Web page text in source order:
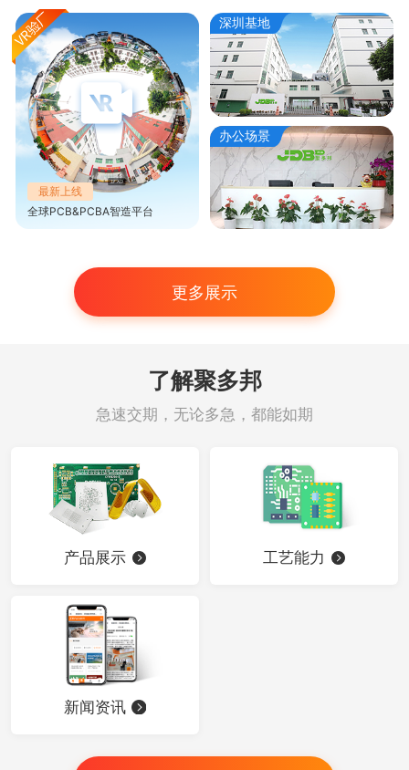
最新上线
全球PCB&PCBA智造平台
深圳基地
办公场景
更多展示
了解聚多邦
急速交期，无论多急，都能如期
产品展示 工艺能力
新闻资讯